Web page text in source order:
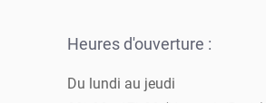
Heures d'ouverture :
Du lundi au jeudi